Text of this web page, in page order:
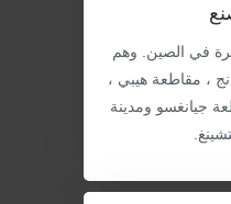
في الصين. وهم
، مقاطعة هيبي ،
جيانغسو ومدينة